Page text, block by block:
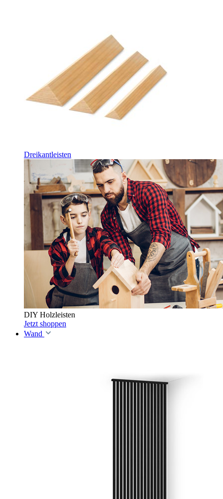
Dreikantleisten
DIY Holzleisten
Jetzt shoppen
Wand